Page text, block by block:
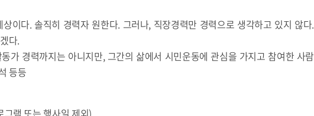
이다. 솔직히 경력자 원한다. 그러나, 직장경력만 경력으로 생각하고 있지 않다.
다.
가 경력까지는 아니지만, 그간의 삶에서 시민운동에 관심을 가지고 참여한 사람
등등
램 또는 행사일 제외)